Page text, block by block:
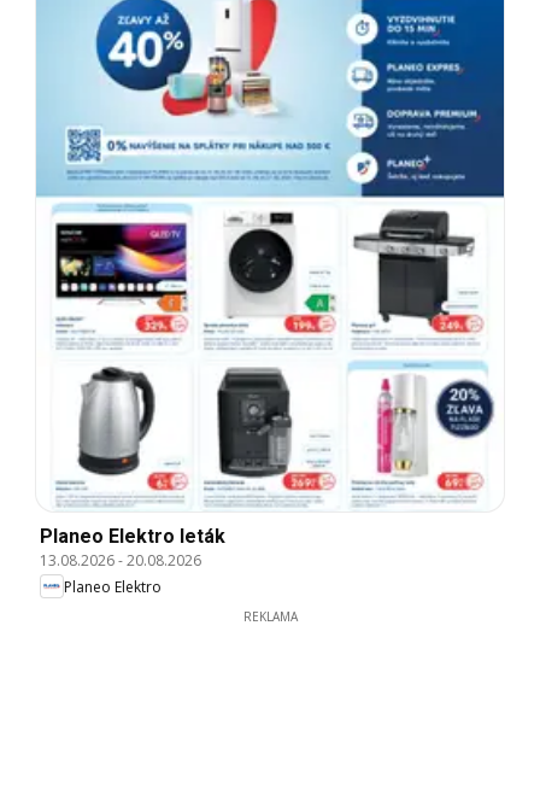
Planeo Elektro leták
13.08.2026-20.08.2026
Planeo Elektro
REKLAMA